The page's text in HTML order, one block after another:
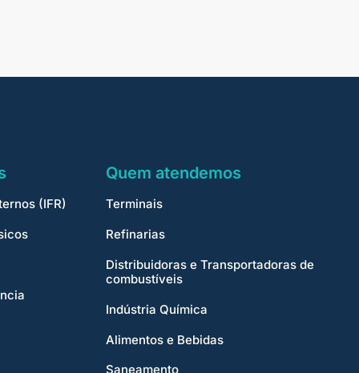
(IFR)
Quem atendemos
Terminais
Refinarias
Distribuidoras e Transportadoras de
combustíveis
Indústria Química
Alimentos e Bebidas
Saneamento